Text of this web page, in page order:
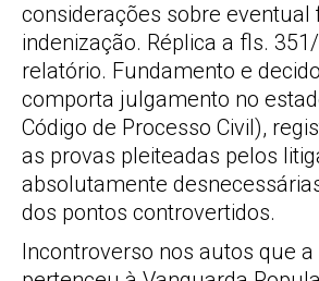
considerações sobre eventual
indenização. Réplica a fls.
relatório. Fundamento e
comporta julgamento no
Código de Processo Civil),
as provas pleiteadas pelos
absolutamente
dos pontos controvertidos.
Incontroverso nos autos que